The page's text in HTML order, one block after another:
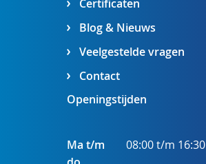
Certificaten
Blog & Nieuws
Veelgestelde vragen
Contact
Openingstijden
Ma t/m
08:00 t/m 16:30